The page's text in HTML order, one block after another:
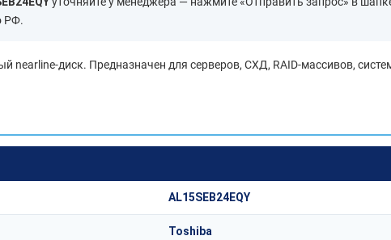
РФ.
nearline-диск. Предназначен для серверов, СХД, RAID-массивов,
AL15SEB24EQY
Toshiba